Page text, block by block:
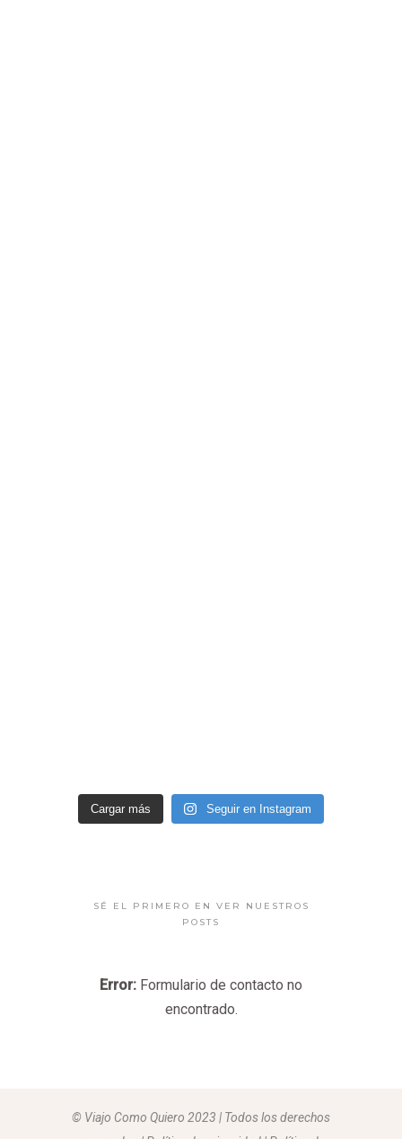
Cargar más Seguir en Instagram
SÉ EL PRIMERO EN VER NUESTROS
POSTS
Error: Formulario de contacto no
encontrado.
© Viajo Como Quiero 2023 | Todos los derechos